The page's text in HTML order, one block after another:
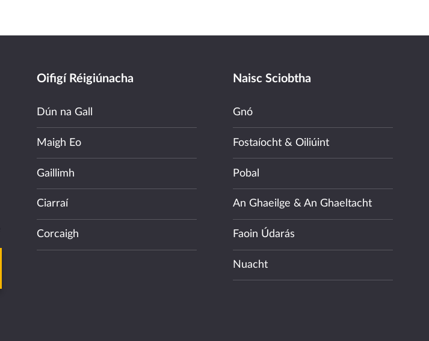
Oifigí Réigiúnacha
Dún na Gall
Maigh Eo
Gaillimh
Ciarraí
Corcaigh
Naisc Sciobtha
Gnó
Fostaíocht & Oiliúint
Pobal
An Ghaeilge & An Ghaeltacht
Faoin Údarás
Nuacht